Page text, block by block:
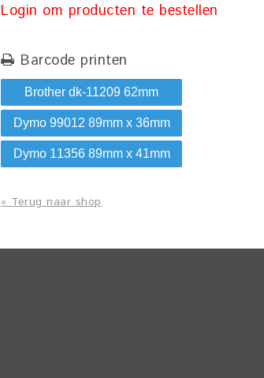
Login om producten te bestellen
Barcode printen
Brother dk-11209 62mm
Dymo 99012 89mm x 36mm
Dymo 11356 89mm x 41mm
« Terug naar shop